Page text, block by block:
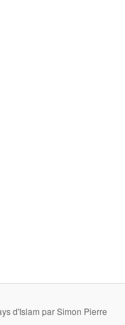
d'Islam par Simon Pierre